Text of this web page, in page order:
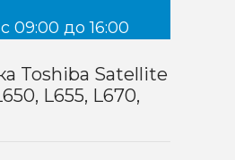
09:00 до 16:00
Toshiba Satellite
L655, L670,